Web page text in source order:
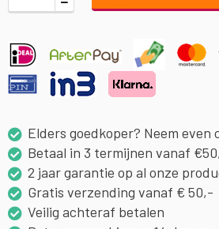
Elders goedkoper? Neem even
Betaal in 3 termijnen vanaf
2 jaar garantie op al onze
Gratis verzending vanaf € 50,-
Veilig achteraf betalen